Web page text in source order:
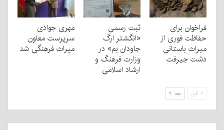
فراخوان برای
حفاظت فوری از
میراث باستانی
دشت جیرفت
ثبت رسمی
«انگشتر ارگ
جاودان بم» در
وزارت فرهنگ و
ارشاد اسلامی
مهری جوادی
سرپرست معاون
میراث فرهنگی شد
قبل بعد